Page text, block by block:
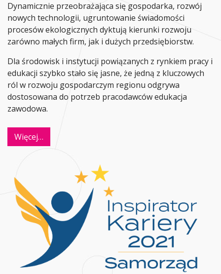
Dynamicznie przeobrażająca się gospodarka, rozwój
nowych technologii, ugruntowanie świadomości
procesów ekologicznych dyktują kierunki rozwoju
zarówno małych firm, jak i dużych przedsiębiorstw.
Dla środowisk i instytucji powiązanych z rynkiem pracy i
edukacji szybko stało się jasne, że jedną z kluczowych
ról w rozwoju gospodarczym regionu odgrywa
dostosowana do potrzeb pracodawców edukacja
zawodowa.
Więcej…